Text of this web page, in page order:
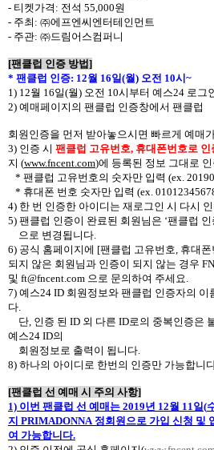
- 티켓가격 : 전석 55,000원
- 주최 : ㈜에프엔씨엔터테인먼트
- 주관: ㈜드림어스컴퍼니
[팬클럽 인증 방법]
* 팬클럽 인증: 12월 16일(월) 오전 10시
1) 12월 16일(월) 오전 10시부터 예스24 로그
2) 예매페이지의 팬클럽 인증창에서 팬클럽
회원인증을 먼저 받아놓으시면 빠르게 예매
3) 인증 시 팬클럽 고유번호, 휴대폰번호로 인
지 (www.fncent.com)에 등록된 정보 그대로
* 팬클럽 고유번호의 숫자만 입력 (ex.
* 휴대폰 번호 숫자만 입력 (ex.
4) 한 번 인증한 아이디는 재로그인 시 다시
5) 팬클럽 인증이 완료된 회원님은 ‘팬클럽 인
으로 변경됩니다
6) 공식 홈페이지에 [팬클럽 고유번호 휴대폰
되지 않은 회원님과 인증이 되지 않는 경우
및 ft@fncent.com 으로 문의하여 주세요
7) 예스24 ID 회원정보와 팬클럽 인증자의 이
다
단 인증 된 ID 외 다른 ID로의 중복인증은
예스24 ID의
회원정보로 출력이 됩니다
8) 하나의 아이디로 한번의 인증만 가능합니
[팬클럽 선 예매 시 주의 사항]
1) 이번 팬클럽 선 예매는 2019년 12월 11 일(
지 PRIMADONNA 정회원으로 가입 신청 및
여 가능합니다.